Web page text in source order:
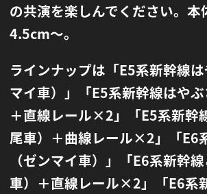
の共演を楽しんでください。本
4.5cm〜。
ラインナップは「E5系新幹線
マイ車）」「E5系新幹線はやぶ
＋直線レール×2」
「E5系新
尾車）＋曲線レール×2」「E6
（ゼンマイ車）」
「E6系新幹
車）＋直線レール×2」「E6系